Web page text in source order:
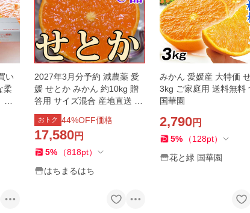
い
柔
2027年3月分予約 減農薬 愛
媛 せとか みかん 約10kg 贈
答用 サイズ混合 産地直送 大
三島 NN ※ ふるさと納税 で
はありません
おトク 44%OFF価格
17,580円
5% （818pt）
はちまるはち
みかん 愛媛産 大特価
3kg ご家庭用 送料無料
国華園
2,790円
5% （128pt）
花と緑 国華園